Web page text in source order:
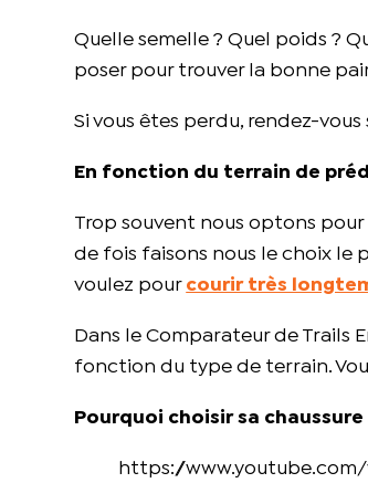
Quelle semelle ? Quel poids ?
poser pour trouver la bonne
Si vous êtes perdu, rendez-vous
En fonction du terrain de
Trop souvent nous optons
de fois faisons nous le choix le
voulez pour courir très
Dans le Comparateur de Trails
fonction du type de terrain.
Pourquoi choisir sa chaussure
https://